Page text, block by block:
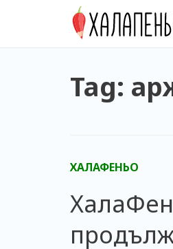
Tag:
ХАЛАФЕНЬО